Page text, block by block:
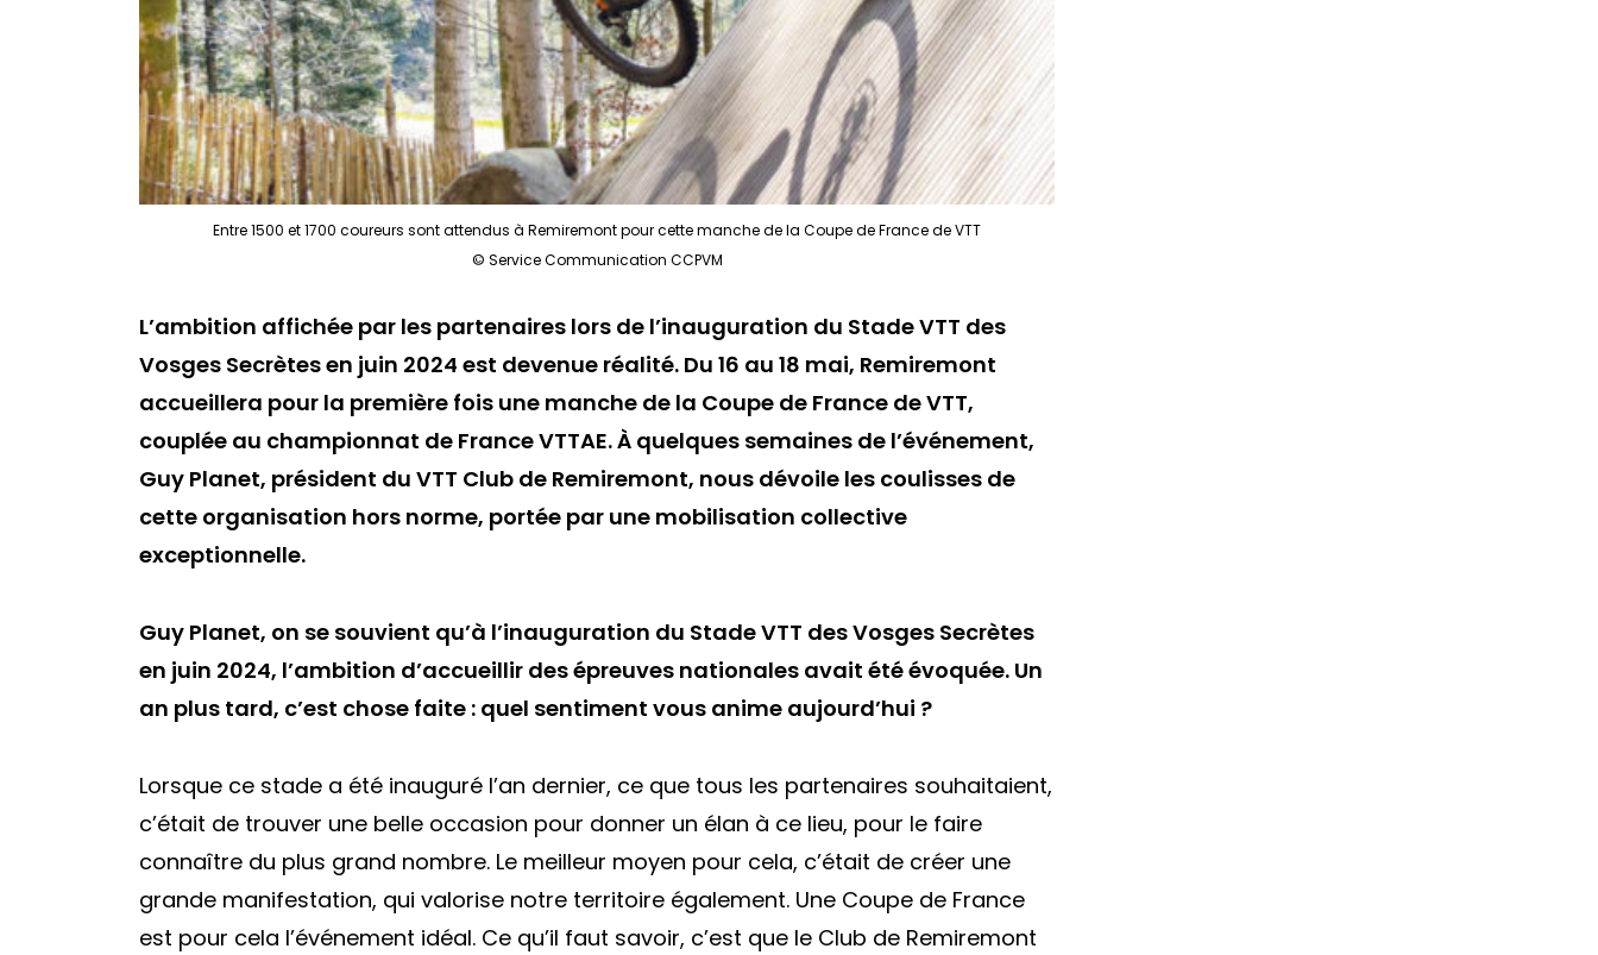
Entre 1500 et 1700 coureurs sont attendus à Remiremont pour cette manche de la Coupe de France de VTT
© Service Communication CCPVM
L’ambition affichée par les partenaires lors de l’inauguration du Stade VTT des
Vosges Secrètes en juin 2024 est devenue réalité. Du 16 au 18 mai, Remiremont
accueillera pour la première fois une manche de la Coupe de France de VTT,
couplée au championnat de France VTTAE. À quelques semaines de l’événement,
Guy Planet, président du VTT Club de Remiremont, nous dévoile les coulisses de
cette organisation hors norme, portée par une mobilisation collective
exceptionnelle.
Guy Planet, on se souvient qu’à l’inauguration du Stade VTT des Vosges Secrètes
en juin 2024, l’ambition d’accueillir des épreuves nationales avait été évoquée. Un
an plus tard, c’est chose faite : quel sentiment vous anime aujourd’hui ?
Lorsque ce stade a été inauguré l’an dernier, ce que tous les partenaires souhaitaient,
c’était de trouver une belle occasion pour donner un élan à ce lieu, pour le faire
connaître du plus grand nombre. Le meilleur moyen pour cela, c’était de créer une
grande manifestation, qui valorise notre territoire également. Une Coupe de France
est pour cela l’événement idéal. Ce qu’il faut savoir, c’est que le Club de Remiremont